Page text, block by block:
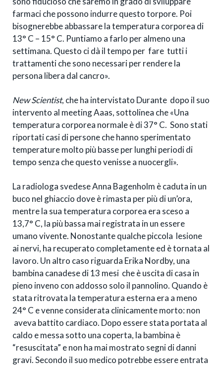
farmaci che possono indurre questo torpore. Poi
bisognerebbe abbassare la temperatura corporea di
13° C – 15° C. Puntiamo a farlo per almeno una
settimana. Questo ci dà il tempo per fare tutti i
trattamenti che sono necessari per rendere la
persona libera dal cancro».
New Scientist, che ha intervistato Durante dopo il suo
intervento al meeting Aaas, sottolinea che «Una
temperatura corporea normale è di 37° C. Sono stati
riportati casi di persone che hanno sperimentato
temperature molto più basse per lunghi periodi di
tempo senza che questo venisse a nuocergli».
La radiologa svedese Anna Bagenholm è caduta in un
buco nel ghiaccio dove è rimasta per più di un’ora,
mentre la sua temperatura corporea era sceso a
13,7° C, la più bassa mai registrata in un essere
umano vivente. Nonostante qualche piccola lesione
ai nervi, ha recuperato completamente ed è tornata al
lavoro. Un altro caso riguarda Erika Nordby, una
bambina canadese di 13 mesi che è uscita di casa in
pieno inveno con addosso solo il pannolino. Quando è
stata ritrovata la temperatura esterna era a meno
24° C e venne considerata clinicamente morto: non
aveva battito cardiaco. Dopo essere stata portata al
caldo e messa sotto una coperta, la bambina è
“resuscitata” e non ha mai mostrato segni di danni
gravi. Secondo il suo medico potrebbe essere entrata